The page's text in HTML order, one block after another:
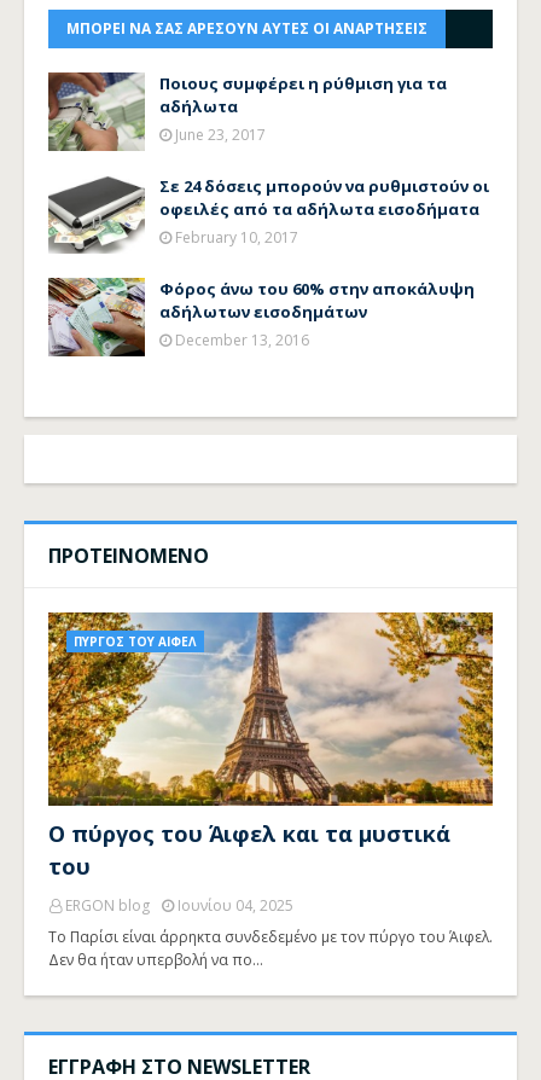
ΜΠΟΡΕΙ ΝΑ ΣΑΣ ΑΡΕΣΟΥΝ ΑΥΤΕΣ ΟΙ ΑΝΑΡΤΗΣΕΙΣ
Ποιους συμφέρει η ρύθμιση για τα
αδήλωτα
June 23, 2017
Σε 24 δόσεις μπορούν να ρυθμιστούν οι
οφειλές από τα αδήλωτα εισοδήματα
February 10, 2017
Φόρος άνω του 60% στην αποκάλυψη
αδήλωτων εισοδημάτων
December 13, 2016
ΠΡΟΤΕΙΝΟΜΕΝΟ
ΠΥΡΓΟΣ ΤΟΥ ΑΙΦΕΛ
Ο πύργος του Άιφελ και τα μυστικά
του
ERGON blog
Ιουνίου 04, 2025
Το Παρίσι είναι άρρηκτα συνδεδεμένο με τον πύργο του Άιφελ.
Δεν θα ήταν υπερβολή να πο…
ΕΓΓΡΑΦΗ ΣΤΟ NEWSLETTER